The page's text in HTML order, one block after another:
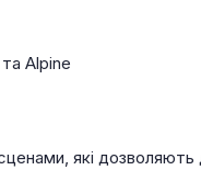
Alpine
які